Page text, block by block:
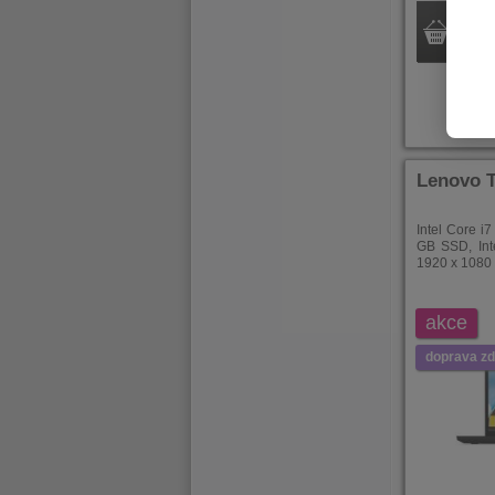
Lenovo
Intel Core
GB SSD,
1920 x 1080
akce
doprava